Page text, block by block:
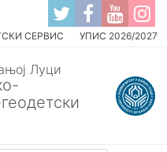
СЕРВИС УПИС 2026/2027
Луци